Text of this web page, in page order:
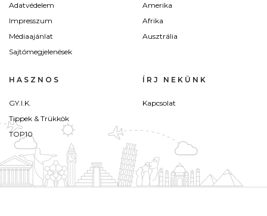
Adatvédelem
Impresszum
Médiaajánlat
Sajtómegjelenések
Amerika
Afrika
Ausztrália
HASZNOS
GY.I.K.
Tippek & Trükkök
TOP10
ÍRJ NEKÜNK
Kapcsolat